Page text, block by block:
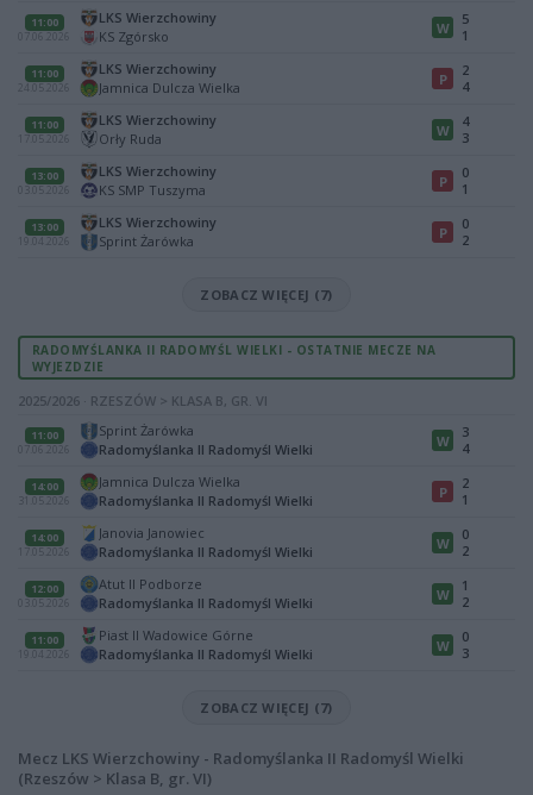
11:00
07.06.2026
LKS Wierzchowiny
KS Zgórsko
W
5
1
11:00
24.05.2026
LKS Wierzchowiny
Jamnica Dulcza Wielka
P
2
4
11:00
17.05.2026
LKS Wierzchowiny
Orły Ruda
W
4
3
13:00
03.05.2026
LKS Wierzchowiny
KS SMP Tuszyma
P
0
1
13:00
19.04.2026
LKS Wierzchowiny
Sprint Żarówka
P
0
2
ZOBACZ WIĘCEJ (7)
RADOMYŚLANKA II RADOMYŚL WIELKI - OSTATNIE MECZE NA
WYJEZDZIE
2025/2026 · RZESZÓW > KLASA B, GR. VI
11:00
07.06.2026
Sprint Żarówka
Radomyślanka II Radomyśl Wielki
W
3
4
14:00
31.05.2026
Jamnica Dulcza Wielka
Radomyślanka II Radomyśl Wielki
P
2
1
14:00
17.05.2026
Janovia Janowiec
Radomyślanka II Radomyśl Wielki
W
0
2
12:00
03.05.2026
Atut II Podborze
Radomyślanka II Radomyśl Wielki
W
1
2
11:00
19.04.2026
Piast II Wadowice Górne
Radomyślanka II Radomyśl Wielki
W
0
3
ZOBACZ WIĘCEJ (7)
Mecz LKS Wierzchowiny - Radomyślanka II Radomyśl Wielki
(Rzeszów > Klasa B, gr. VI)